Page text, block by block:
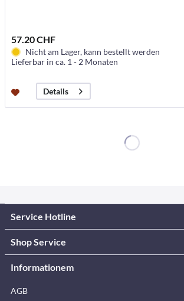
57.20 CHF
Nicht am Lager, kann bestellt werden
Lieferbar in ca. 1 - 2 Monaten
Details
Service Hotline
Shop Service
Informationem
AGB